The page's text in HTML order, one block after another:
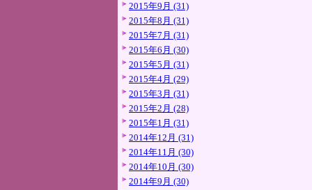
2015年9月 (31)
2015年8月 (31)
2015年7月 (31)
2015年6月 (30)
2015年5月 (31)
2015年4月 (29)
2015年3月 (31)
2015年2月 (28)
2015年1月 (31)
2014年12月 (31)
2014年11月 (30)
2014年10月 (30)
2014年9月 (30)